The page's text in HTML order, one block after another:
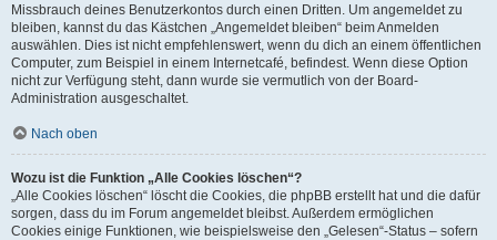
Missbrauch deines Benutzerkontos durch einen Dritten. Um angemeldet zu
bleiben, kannst du das Kästchen „Angemeldet bleiben“ beim Anmelden
auswählen. Dies ist nicht empfehlenswert, wenn du dich an einem öffentlichen
Computer, zum Beispiel in einem Internetcafé, befindest. Wenn diese Option
nicht zur Verfügung steht, dann wurde sie vermutlich von der Board-
Administration ausgeschaltet.
Nach oben
Wozu ist die Funktion „Alle Cookies löschen“?
„Alle Cookies löschen“ löscht die Cookies, die phpBB erstellt hat und die dafür
sorgen, dass du im Forum angemeldet bleibst. Außerdem ermöglichen
Cookies einige Funktionen, wie beispielsweise den „Gelesen“-Status – sofern